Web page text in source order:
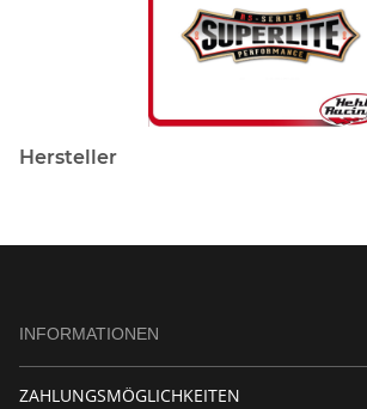
Hersteller
INFORMATIONEN
ZAHLUNGSMÖGLICHKEITEN